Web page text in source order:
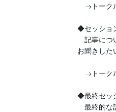
→トーク
◆セッショ
記事につ
お聞きした
→トーク
◆最終セッ
最終的な